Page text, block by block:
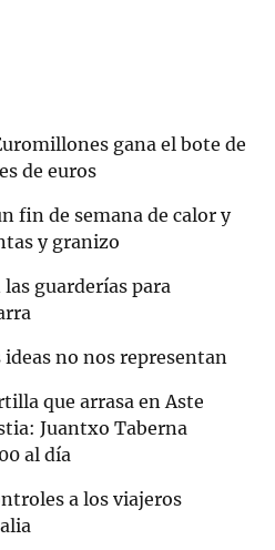
gana el bote de
de euros
fin de semana de calor y
y granizo
las guarderías para
no nos representan
que arrasa en Aste
Juantxo Taberna
al día
a los viajeros